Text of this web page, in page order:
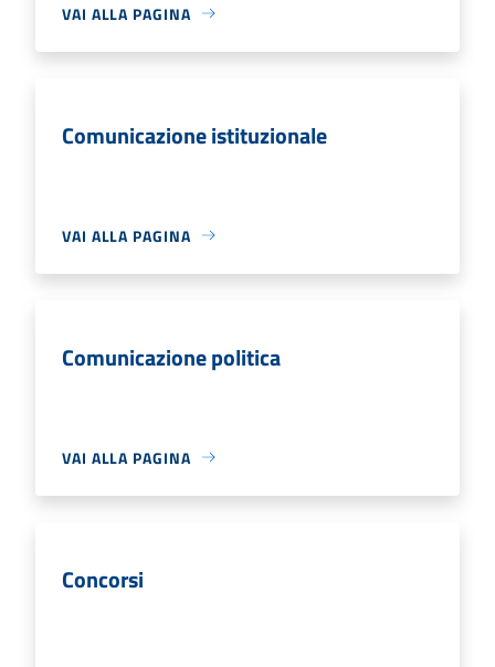
VAI ALLA PAGINA
Comunicazione istituzionale
VAI ALLA PAGINA
Comunicazione politica
VAI ALLA PAGINA
Concorsi